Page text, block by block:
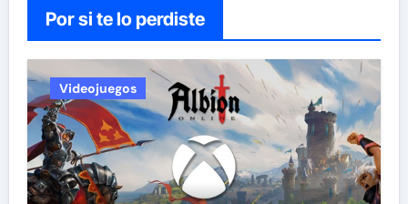
Por si te lo perdiste
Videojuegos